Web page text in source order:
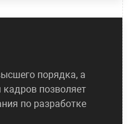
порядка, а
кадров позволяет
по разработке